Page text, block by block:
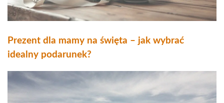
Prezent dla mamy na święta – jak wybrać
idealny podarunek?